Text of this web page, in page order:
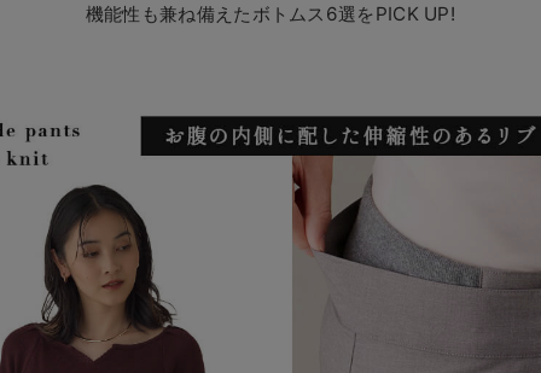
機能性も兼ね備えたボトムス6選をPICK UP!